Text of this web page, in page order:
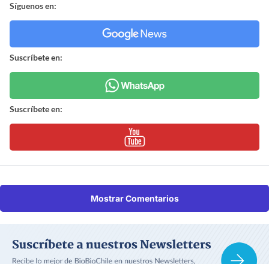
Síguenos en:
Suscríbete en:
Suscríbete en:
Mostrar Comentarios